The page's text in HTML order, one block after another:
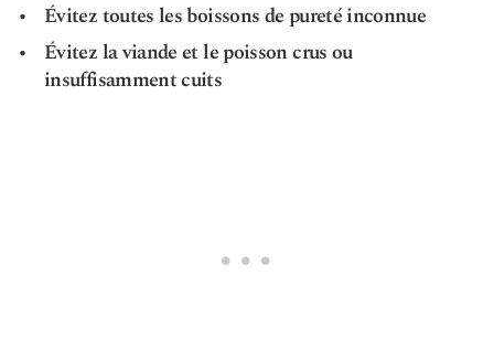
Évitez toutes les boissons de pureté inconnue
Évitez la viande et le poisson crus ou
insuffisamment cuits